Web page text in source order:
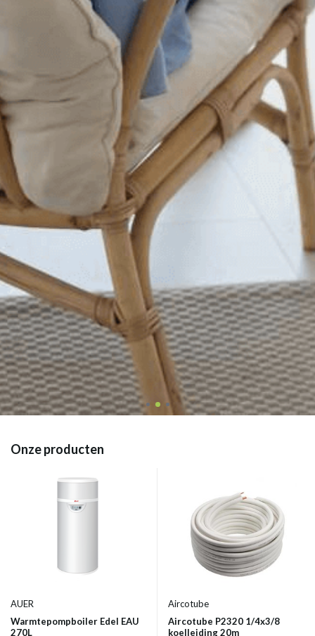
Onze producten
AUER
Warmtepompboiler Edel EAU
270L
Aircotube
Aircotube P2320 1/4x3/8
koelleiding 20m